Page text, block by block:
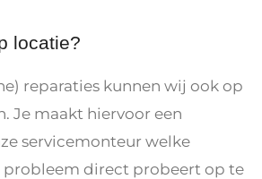
locatie?
reparaties kunnen wij ook op
Je maakt hiervoor een
servicemonteur welke
probleem direct probeert op te